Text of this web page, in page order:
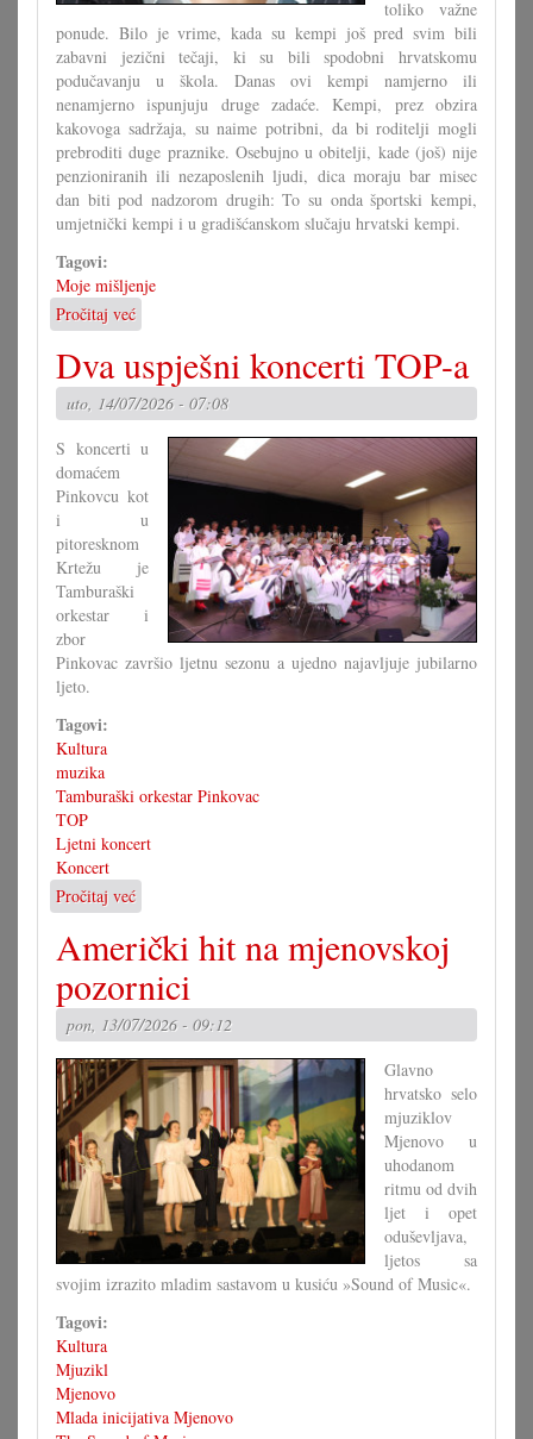
toliko važne
ponude. Bilo je vrime, kada su kempi još pred svim bili
zabavni jezični tečaji, ki su bili spodobni hrvatskomu
podučavanju u škola. Danas ovi kempi namjerno ili
nenamjerno ispunjuju druge zadaće. Kempi, prez obzira
kakovoga sadržaja, su naime potribni, da bi roditelji mogli
prebroditi duge praznike. Osebujno u obitelji, kade (još) nije
penzioniranih ili nezaposlenih ljudi, dica moraju bar misec
dan biti pod nadzorom drugih: To su onda športski kempi,
umjetnički kempi i u gradišćanskom slučaju hrvatski kempi.
Tagovi:
Moje mišljenje
Pročitaj već
Hrvatski
kempi
važan
temelj
Dva uspješni koncerti TOP-a
uto, 14/07/2026 - 07:08
S koncerti u
domaćem
Pinkovcu kot
i u
pitoresknom
Krtežu je
Tamburaški
orkestar i
zbor
Pinkovac završio ljetnu sezonu a ujedno najavljuje jubilarno
ljeto.
Tagovi:
Kultura
muzika
Tamburaški orkestar Pinkovac
TOP
Ljetni koncert
Koncert
Pročitaj već
Dva
uspješni
koncerti
TOP-
a
Američki hit na mjenovskoj
pozornici
pon, 13/07/2026 - 09:12
Glavno
hrvatsko selo
mjuziklov
Mjenovo u
uhodanom
ritmu od dvih
ljet i opet
oduševljava,
ljetos sa
svojim izrazito mladim sastavom u kusiću »Sound of Music«.
Tagovi:
Kultura
Mjuzikl
Mjenovo
Mlada inicijativa Mjenovo